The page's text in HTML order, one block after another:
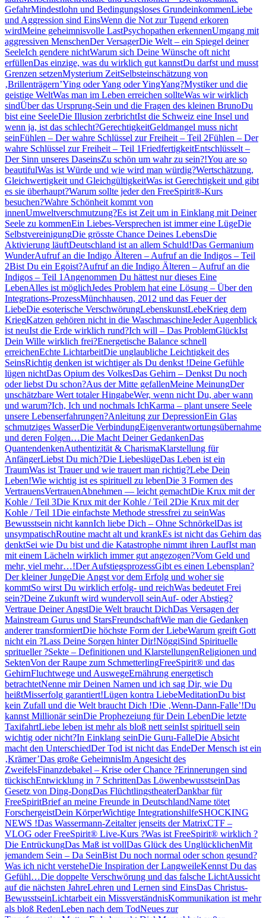
GefahrMindestlohn und Bedingungsloses GrundeinkommenLiebe
und Aggression sind EinsWenn die Not zur Tugend erkoren
wirdMeine geheimnisvolle LastPsychopathen erkennenUmgang mit
aggressiven MenschenDer VersagerDie Welt – ein Spiegel deiner
SeeleIch gendere nichtWarum sich Deine Wünsche oft nicht
erfüllenDas einzige, was du wirklich gut kannstDu darfst und musst
Grenzen setzenMysterium ZeitSelbsteinschätzung von
‚Brillenträgern’Ying oder Yang oder YingYang?Mystiker und die
geistige WeltWas man im Leben erreichen sollteWas wir wirklich
sindÜber das Ursprung-Sein und die Fragen des kleinen BrunoDu
bist eine SeeleDie Illusion zerbrichtIst die Schweiz eine Insel und
wenn ja, ist das schlecht?GerechtigkeitGeldmangel muss nicht
seinFühlen – Der wahre Schlüssel zur Freiheit – Teil 2Fühlen – Der
wahre Schlüssel zur Freiheit – Teil 1FriedfertigkeitEntschlüsselt –
Der Sinn unseres DaseinsZu schön um wahr zu sein?!You are so
beautifulWas ist Würde und wie wird man würdig?Wertschätzung,
Gleichwertigkeit und GleichgültigkeitWas ist Gerechtigkeit und gibt
es sie überhaupt?Warum sollte jeder den FreeSpirit®-Kurs
besuchen?Wahre Schönheit kommt von
innenUmweltverschmutzung?Es ist Zeit um in Einklang mit Deiner
Seele zu kommenEin Liebes-Versprechen ist immer eine LügeDie
SelbstvereinigungDie grösste Chance Deines LebensDie
Aktivierung läuftDeutschland ist an allem Schuld!Das Germanium
WunderAufruf an die Indigo Älteren – Aufruf an die Indigos – Teil
2Bist Du ein Egoist?Aufruf an die Indigo Älteren – Aufruf an die
Indigos – Teil 1 Angenommen Du hättest nur dieses Eine
LebenAlles ist möglichJedes Problem hat eine Lösung – Über den
Integrations-ProzessMünchhausen, 2012 und das Feuer der
LiebeDie esoterische VerschwörungLebenskunstLebeKrieg dem
KriegKatzen gehören nicht in die WaschmaschineJeder Augenblick
ist neuIst die Erde wirklich rund?Ich will – Das ProblemGlückIst
Dein Wille wirklich frei?Energetische Balance schnell
erreichenEchte LichtarbeitDie unglaubliche Leichtigkeit des
SeinsRichtig denken ist wichtiger als Du denkst !Deine Gefühle
lügen nichtDas Opium des VolkesDas Gehirn – Denkst Du noch
oder liebst Du schon?Aus der Mitte gefallenMeine MeinungDer
unschätzbare Wert totaler HingabeWer, wenn nicht Du, aber wann
und warum?Ich, Ich und nochmals IchKarma – plant unsere Seele
unsere Lebenserfahrungen?Anleitung zur DepressionEin Glas
schmutziges WasserDie VerbindungEigenverantwortungsübernahme
und deren Folgen…Die Macht Deiner GedankenDas
QuantendenkenAuthentizität & CharismaKlarstellung für
AnfängerLiebst Du mich?Die LiebeslügeDas Leben ist ein
TraumWas ist Trauer und wie trauert man richtig?Lebe Dein
Leben!Wie wichtig ist es spirituell zu lebenDie 3 Formen des
VertrauensVertrauenAbnehmen — leicht gemachtDie Krux mit der
Kohle / Teil 3Die Krux mit der Kohle / Teil 2Die Krux mit der
Kohle / Teil 1Die einfachste Methode stressfrei zu seinWas
Bewusstsein nicht kannIch liebe Dich – Ohne SchnörkelDas ist
unsympatischRoutine macht alt und krankEs ist nicht das Gehirn das
denktSei wie Du bist und die Katastrophe nimmt ihren LaufIst man
mit einem Lächeln wirklich immer gut angezogen?Vom Geld und
mehr, viel mehr…!Der AufstiegsprozessGibt es einen Lebensplan?
Der kleiner JungeDie Angst vor dem Erfolg und woher sie
kommtSo wirst Du wirklich erfolg- und reichWas bedeutet Frei
sein?Deine Zukunft wird wundervoll seinAuf- oder Abstieg?
Vertraue Deiner AngstDie Welt braucht DichDas Versagen der
Mainstream Gurus und StarsFreundschaftWie man die Gedanken
anderer transformiertDie höchste Form der LiebeWarum greift Gott
nicht ein ?Lass Deine Sorgen hinter Dir!NöggiSind Spirituelle
spritueller ?Sekte – Definitionen und KlarstellungenReligionen und
SektenVon der Raupe zum SchmetterlingFreeSpirit® und das
GehirnFluchtwege und AuswegeErnährung energetisch
betrachtetNenne mir Deinen Namen und ich sag Dir, wie Du
heißtMisserfolg garantiert!Lügen kontra LiebeMeditationDu bist
kein Zufall und die Welt braucht Dich !Die ‚Wenn-Dann-Falle’!Du
kannst Millionär seinDie Prophezeiung für Dein LebenDie letzte
TaxifahrtLiebe leben ist mehr als bloß nett seinIst spirituell sein
wichtig oder nicht?In Einklang seinDie Guru-FalleDie Absicht
macht den UnterschiedDer Tod ist nicht das EndeDer Mensch ist ein
‚Krämer’Das große GeheimnisIm Angesicht des
ZweifelsFinanzdebakel – Krise oder Chance ?Erinnerungen sind
tückischEntwicklung in 7 SchrittenDas LöwenbewusstseinDas
Gesetz von Ding-DongDas FlüchtlingstheaterDankbar für
FreeSpiritBrief an meine Freunde in DeutschlandName tötet
ForschergeistDein KörperWichtige IntegrationshilfeSHOCKING
NEWS !Das Wassermann-Zeitalter jenseits der MatrixCTF –
VLOG oder FreeSpirit® Live-Kurs ?Was ist FreeSpirit® wirklich ?
Die EntrückungDas Maß ist vollDas Glück des UnglücklichenMit
jemandem Sein – Da SeinBist Du noch normal oder schon gesund?
Was ich nicht versteheDie Inspiration der LangweileKennst Du das
Gefühl…Die doppelte Verschwörung und das falsche LichtAussicht
auf die nächsten JahreLehren und Lernen sind EinsDas Christus-
BewusstseinLichtarbeit ein MissverständnisKommunikation ist mehr
als bloß RedenLeben nach dem TodNeues zur